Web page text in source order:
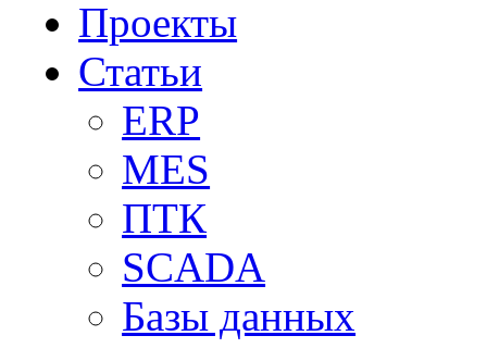
Проекты
Статьи
ERP
MES
ПТК
SCADA
Базы данных